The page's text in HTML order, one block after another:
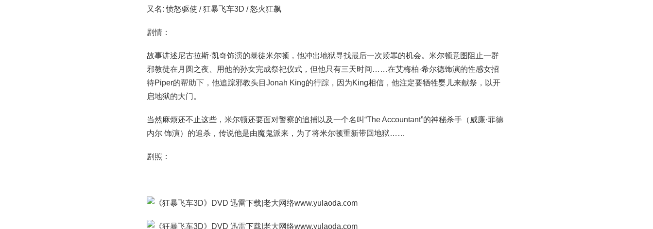
又名: 愤怒驱使 / 狂暴飞车3D / 怒火狂飙
剧情：
故事讲述尼古拉斯·凯奇饰演的暴徒米尔顿，他冲出地狱寻找最后一次赎罪的机会。米尔顿意图阻止一群
邪教徒在月圆之夜、用他的孙女完成祭祀仪式，但他只有三天时间……在艾梅柏·希尔德饰演的性感女招
待Piper的帮助下，他追踪邪教头目Jonah King的行踪，因为King相信，他注定要牺牲婴儿来献祭，以开
启地狱的大门。
当然麻烦还不止这些，米尔顿还要面对警察的追捕以及一个名叫“The Accountant”的神秘杀手（威廉·菲德
内尔 饰演）的追杀，传说他是由魔鬼派来，为了将米尔顿重新带回地狱……
剧照：